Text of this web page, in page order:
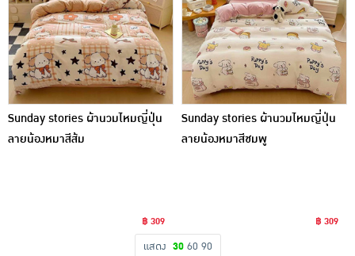
อาหารสด ผัก ผลไม้และเบเกอรี่
Sunday stories ผ้านวมไหมญี่ปุ่น
ลายน้องหมาสีส้ม
฿ 309
Sunday stories ผ้านวมไหมญี่ปุ่น
ลายน้องหมาสีชมพู
฿ 309
แสดง 30 60 90